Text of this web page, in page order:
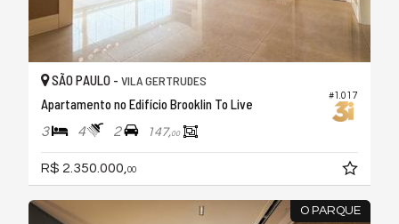
#1.017
SÃO PAULO - VILA GERTRUDES
Apartamento no Edifício Brooklin To Live
3 4 2 147,00
R$ 2.350.000, 00
O PARQUE